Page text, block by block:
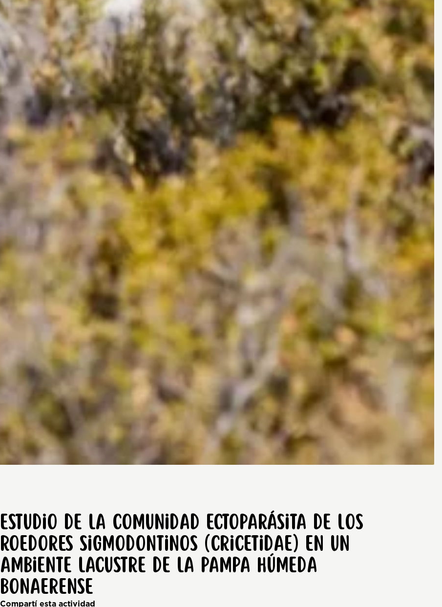
Estudio de la comunidad ectoparásita de los
roedores sigmodontinos (Cricetidae) en un
ambiente lacustre de la Pampa Húmeda
Bonaerense
Compartí esta actividad